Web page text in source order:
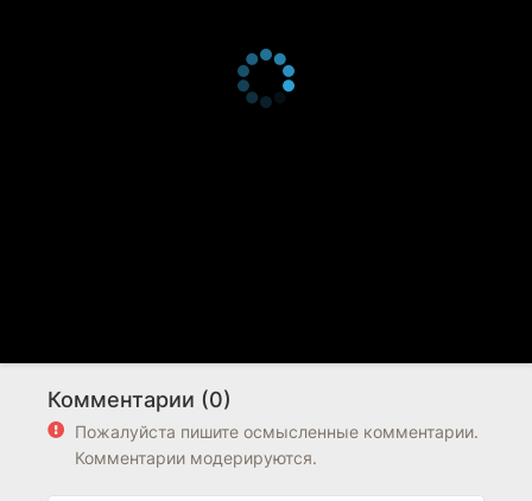
Комментарии (0)
Пожалуйста пишите осмысленные комментарии.
Комментарии модерируются.